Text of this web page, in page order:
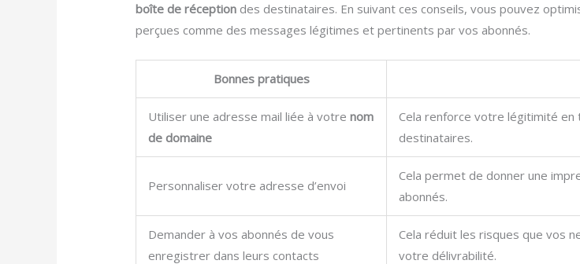
boîte de réception des destinataires. En suivant ces conseils, vous pouvez
perçues comme des messages légitimes et pertinents par vos abonnés.
Bonnes pratiques
Utiliser une adresse mail liée à votrenom
de domaine
Cela renforce votre légitimité en
destinataires.
Personnaliser votre adresse d’envoi
Cela permet de donner une
abonnés.
Demander à vos abonnés de vous
enregistrer dans leurs contacts
Cela réduit les risques que vos
votre délivrabilité.